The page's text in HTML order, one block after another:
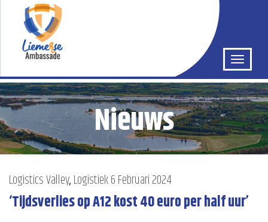
Nieuws
Logistics Valley,Logistiek6 Februari 2024
‘Tijdsverlies op A12 kost 40 euro per half uur’